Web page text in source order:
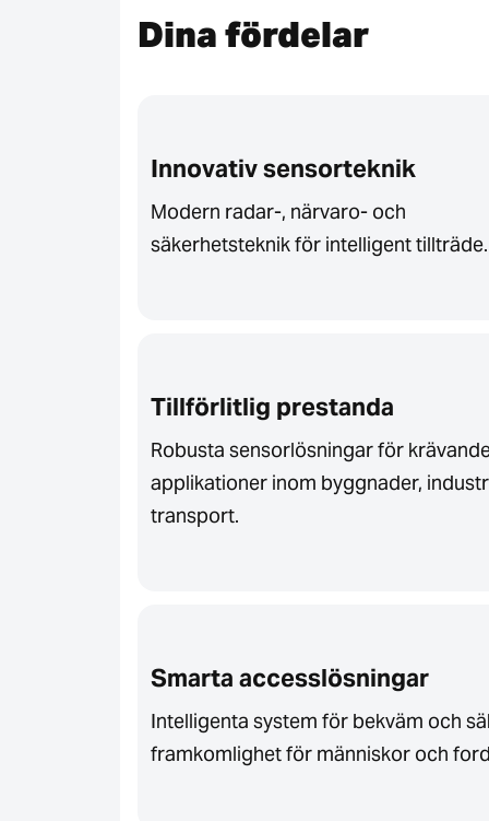
Dina fördelar
Innovativ sensorteknik
Modern radar-, närvaro- och
säkerhetsteknik för intelligent tillträde.
Tillförlitlig prestanda
Robusta sensorlösningar för
applikationer inom byggnader,
transport.
Smarta accesslösningar
Intelligenta system för bekväm och
framkomlighet för människor och